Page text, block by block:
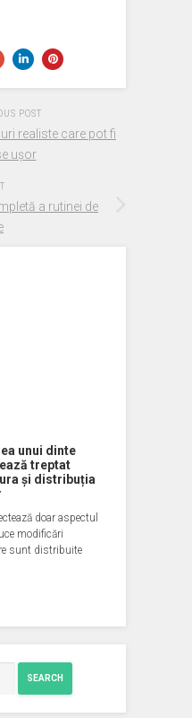
POST
realiste care pot fi
ușor
a rutinei de
unui dinte
treptat
și distribuția
doar aspectul
modificări
sunt distribuite
SEARCH